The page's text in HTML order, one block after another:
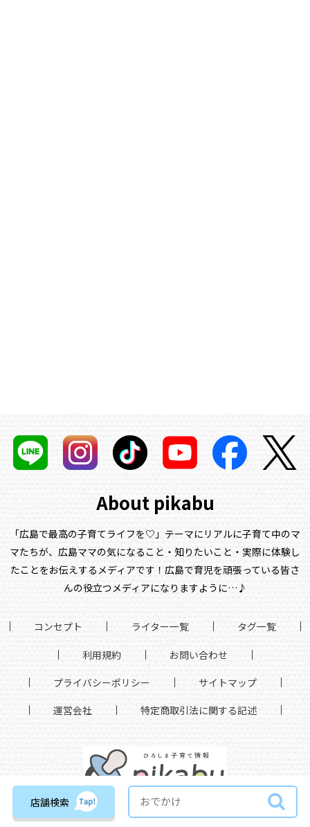
店舗検索
About pikabu
「広島で最高の子育てライフを♡」テーマにリアルに子育て中のマ
マたちが、 広島ママの気になること・知りたいこと・実際に体験し
たことをお伝えするメディアです！ 広島で育児を頑張っている皆さ
んの役立つメディアになりますように…♪
コンセプト ライター一覧 タグ一覧
利用規約 お問い合わせ
プライバシーポリシー サイトマップ
運営会社 特定商取引法に関する記述